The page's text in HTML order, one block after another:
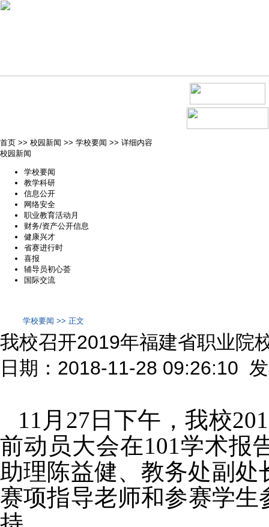
首页 >> 校园新闻 >> 学校要闻 >> 详细内容
校园新闻
学校要闻
教学科研
信息公开
网络安全
职业教育活动月
财务/资产公开信息
健康兴才
省赛进行时
喜报
辅导员初心荟
国际交流
学校要闻 >> 正文
我校召开2019年福建省职业院
日期：2018-11-28 09:26:10
11 月 27 日下午，我校
前动员大会在101学术报
助理陈益健、教务处副
赛项指导老师和参赛学